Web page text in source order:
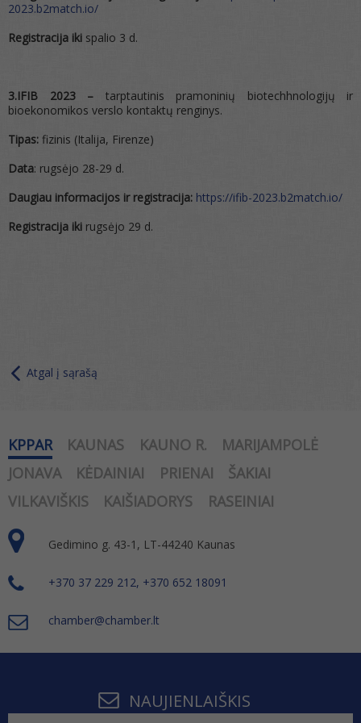
2023.b2match.io/
Registracija iki spalio 3 d.
3.IFIB 2023 – tarptautinis pramoninių biotechhnologijų ir
bioekonomikos verslo kontaktų renginys.
Tipas: fizinis (Italija, Firenze)
Data: rugsėjo 28-29 d.
Daugiau informacijos ir registracija: https://ifib-2023.b2match.io/
Registracija iki rugsėjo 29 d.
Atgal į sąrašą
KPPAR KAUNAS KAUNO R.
MARIJAMPOLĖ
JONAVA
KĖDAINIAI PRIENAI
ŠAKIAI
VILKAVIŠKIS
KAIŠIADORYS RASEINIAI
Gedimino g. 43-1, LT-44240 Kaunas
+370 37 229 212, +370 652 18091
chamber@chamber.lt
NAUJIENLAIŠKIS